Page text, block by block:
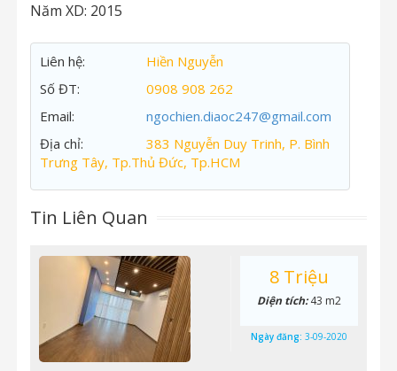
Năm XD: 2015
Liên hệ:
Hiền Nguyễn
Số ĐT:
0908 908 262
Email:
ngochien.diaoc247@gmail.com
Địa chỉ:
383 Nguyễn Duy Trinh, P. Bình
Trưng Tây, Tp.Thủ Đức, Tp.HCM
Tin Liên Quan
8 Triệu
Diện tích:43 m2
Ngày đăng: 3-09-2020